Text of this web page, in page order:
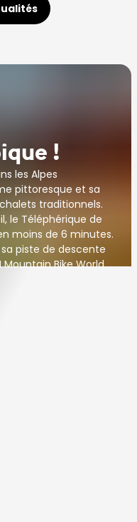
!
les Alpes
pittoresque et sa
traditionnels.
le Téléphérique de
moins de 6 minutes.
piste de descente
Mountain Bike World